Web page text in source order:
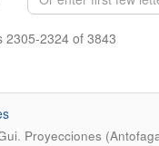
2305-2324 of 3843
. Proyecciones